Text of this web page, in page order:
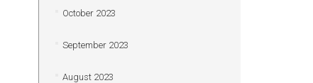
October 2023
September 2023
August 2023